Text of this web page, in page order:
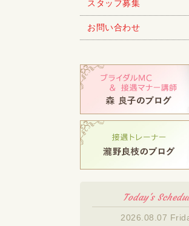
スタッフ募集
お問い合わせ
Today's
2026.08.07